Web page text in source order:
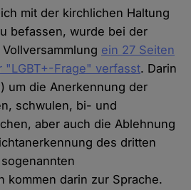
mit der kirchlichen Haltung
befassen, wurde bei der
ein 27 Seiten
"LGBT+-Frage" verfasst. Darin
um die Anerkennung der
schwulen, bi- und
aber auch die Ablehnung
des dritten
kommen darin zur Sprache.